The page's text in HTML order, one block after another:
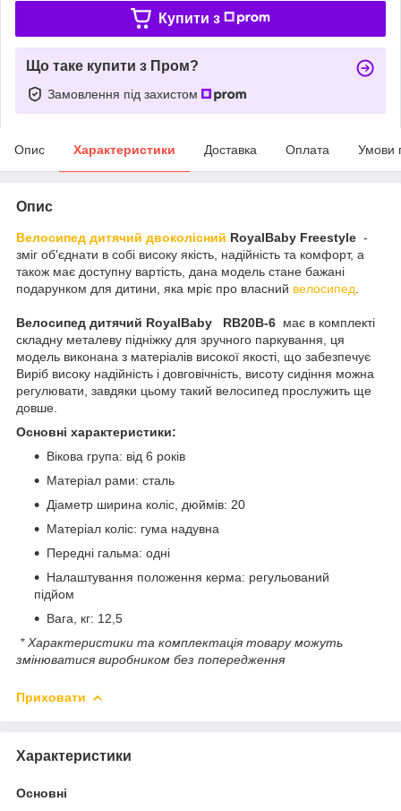
Купити з
Що таке купити з Пром?
Замовлення під захистом
Опис Характеристики Доставка Оплата Умови
Опис
Велосипед дитячий двоколісний RoyalBaby Freestyle -
зміг об'єднати в собі високу якість, надійність та комфорт, а
також має доступну вартість, дана модель стане бажані
подарунком для дитини, яка мріє про власний велосипед
Велосипед дитячий RoyalBaby RB20B-6 має в комплекті
складну металеву підніжку для зручного паркування, ця
модель виконана з матеріалів високої якості, що забезпечує
Виріб високу надійність і довговічність, висоту сидіння можна
регулювати, завдяки цьому такий велосипед прослужить ще
довше.
Основні характеристики:
Вікова група: від 6 років
Матеріал рами: сталь
Діаметр ширина коліс, дюймів: 20
Матеріал коліс: гума надувна
Передні гальма: одні
Налаштування положення керма: регульований
підйом
Вага, кг: 12,5
* Характеристики та комплектація товару можуть
змінюватися виробником без попередження
Приховати
Характеристики
Основні